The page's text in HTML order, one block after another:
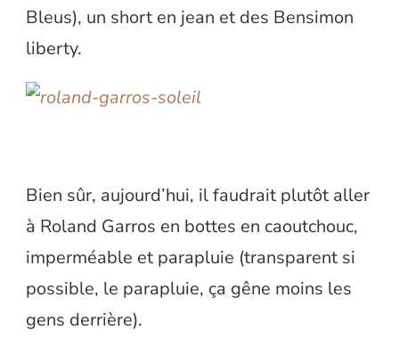
Bleus), un short en jean et des Bensimon
liberty.
Bien sûr, aujourd’hui, il faudrait plutôt aller
à Roland Garros en bottes en caoutchouc,
imperméable et parapluie (transparent si
possible, le parapluie, ça gêne moins les
gens derrière).